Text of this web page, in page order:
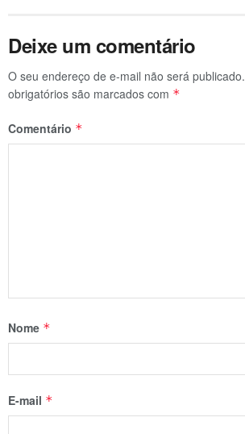
Deixe um comentário
O seu endereço de e-mail não será publicado.
obrigatórios são marcados com *
Comentário *
Nome *
E-mail *